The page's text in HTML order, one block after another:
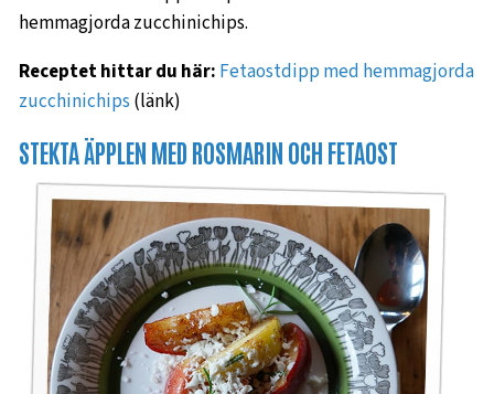
hemmagjorda zucchinichips.
Receptet hittar du här: Fetaostdipp med hemmagjorda
zucchinichips (länk)
STEKTA ÄPPLEN MED ROSMARIN OCH FETAOST